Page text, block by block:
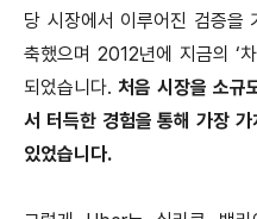
당 시장에서 이루어진 검증을
축했으며 2012년에 지금의 ‘
되었습니다. 처음 시장을 소규
서 터득한 경험을 통해 가장
있었습니다.